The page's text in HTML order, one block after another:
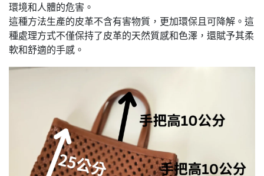
環境和人體的危害。
這種方法生產的皮革不含有害物質，更加環保且可降解。這
種處理方式不僅保持了皮革的天然質感和色澤，還賦予其柔
軟和舒適的手感。